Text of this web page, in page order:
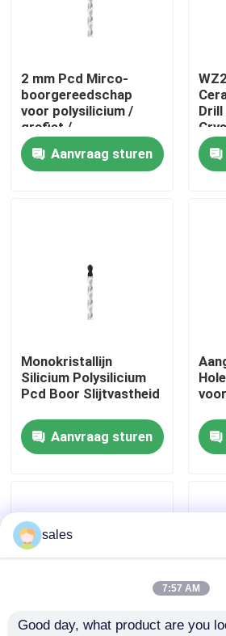
Thuis
Fabrieksreis
Kwaliteitscontrole
Contacteer ons
Alle Gevallen
PCD-Knipseltussenvoegsels
2 mm Pcd Mirco-
boorgereedschap
voor polysilicium /
grafiet /
composietkeramiek
Aanvraag sturen
Drill
Monokristallijn
Silicium Polysilicium
Pcd Boor Slijtvastheid
Aanvraag sturen
sales
7:57 AM
Good day, what product are you